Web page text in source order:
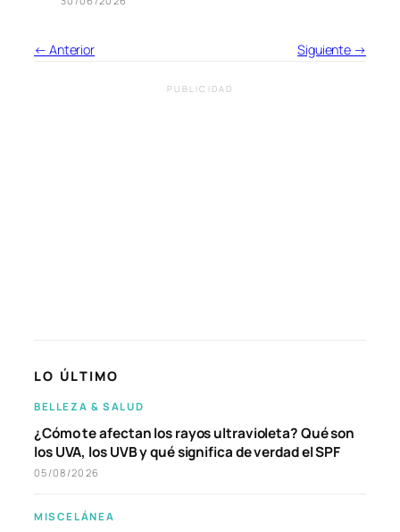
← Anterior Siguiente →
PUBLICIDAD
LO ÚLTIMO
BELLEZA & SALUD
¿Cómo te afectan los rayos ultravioleta? Qué son
los UVA, los UVB y qué significa de verdad el SPF
05/08/2026
MISCELÁNEA